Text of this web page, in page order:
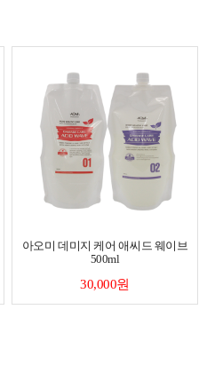
아오미 데미지 케어 애씨드 웨이브
500ml
30,000원